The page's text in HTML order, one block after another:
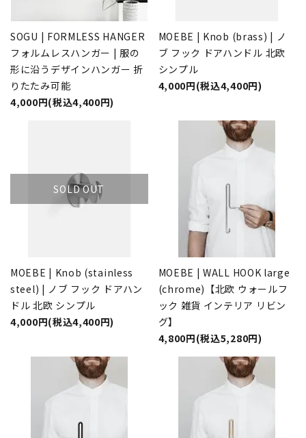
SOGU | FORMLESS HANGER
フォルムレスハンガー | 服の
形に沿うデザインハンガー 折
りたたみ可能
4,000円(税込4,400円)
MOEBE | Knob (brass) | ノ
ブ フック ドアハンドル 北欧
シンプル
4,000円(税込4,400円)
SOLD OUT
MOEBE | Knob (stainless
steel) | ノブ フック ドアハン
ドル 北欧 シンプル
4,000円(税込4,400円)
MOEBE | WALL HOOK large
(chrome)【北欧 ウォールフ
ック 雑貨 インテリア リビン
グ】
4,800円(税込5,280円)